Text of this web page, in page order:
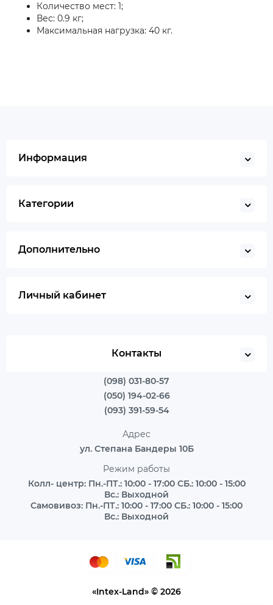
Количество мест: 1;
Вес: 0.9 кг;
Максимальная нагрузка: 40 кг.
Информация
Категории
Дополнительно
Личный кабинет
Контакты
(098) 031-80-57
(050) 194-02-66
(093) 391-59-54
Адрес
ул. Степана Бандеры 10Б
Режим работы
Колл- центр: Пн.-ПТ.: 10:00 - 17:00 СБ.: 10:00 - 15:00
Вс.: Выходной
Самовивоз: Пн.-ПТ.: 10:00 - 17:00 СБ.: 10:00 - 15:00
Вс.: Выходной
«Intex-Land» © 2026